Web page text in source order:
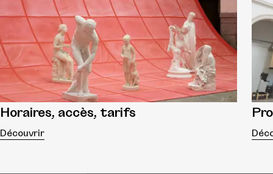
Horaires, accès, tarifs
Découvrir